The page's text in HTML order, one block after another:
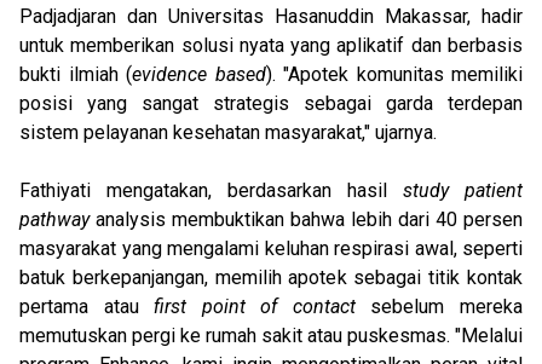
Padjadjaran dan Universitas Hasanuddin Makassar, hadir
untuk memberikan solusi nyata yang aplikatif dan berbasis
bukti ilmiah (evidence based). "Apotek komunitas memiliki
posisi yang sangat strategis sebagai garda terdepan
sistem pelayanan kesehatan masyarakat," ujarnya.
Fathiyati mengatakan, berdasarkan hasil study patient
pathwayanalysis membuktikan bahwa lebih dari 40 persen
masyarakat yang mengalami keluhan respirasi awal, seperti
batuk berkepanjangan, memilih apotek sebagai titik kontak
pertama ataufirst point of contactsebelum mereka
memutuskan pergi ke rumah sakit atau puskesmas. "Melalui